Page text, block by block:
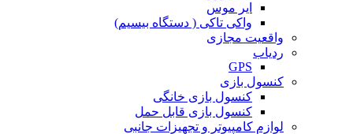
ایر موس
واکی تاکی ( دستگاه بیسیم)
واقعیت مجازی
ردیاب
GPS
کنسول بازی
کنسول بازی خانگی
کنسول بازی قابل حمل
لوازم کامپیوتر و تجهیزات جانبی